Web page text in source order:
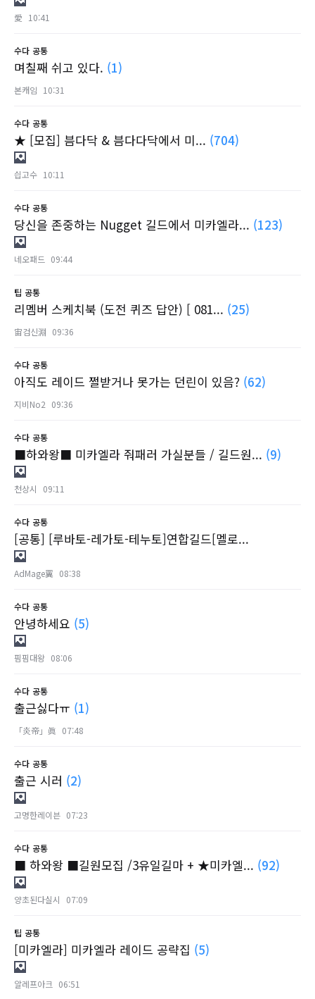
愛 10:41
수다 공통
며칠째 쉬고 있다. (1)
본캐임 10:31
수다 공통
★ [모집] 븜다닥 & 븜다다닥에서 미... (704)
싑고수 10:11
수다 공통
당신을 존중하는 Nugget 길드에서 미카엘라... (123)
네오패드 09:44
팁 공통
리멤버 스케치북 (도전 퀴즈 답안) [ 081... (25)
宙검신淵 09:36
수다 공통
아직도 레이드 쩔받거나 못가는 던린이 있음? (62)
지비No2 09:36
수다 공통
■하와왕■ 미카엘라 줘패러 가실분들 / 길드원... (9)
천상시 09:11
수다 공통
[공통] [루바토-레가토-테누토]연합길드[멜로...
AdMage翼 08:38
수다 공통
안녕하세요 (5)
핌핌대왕 08:06
수다 공통
출근싫다ㅠ (1)
「炎帝」眞 07:48
수다 공통
출근 시러 (2)
고명한레이븐 07:23
수다 공통
■ 하와왕 ■길원모집 /3유일길마 + ★미카엘... (92)
양초된다실시 07:09
팁 공통
[미카엘라] 미카엘라 레이드 공략집 (5)
알레프아크 06:51